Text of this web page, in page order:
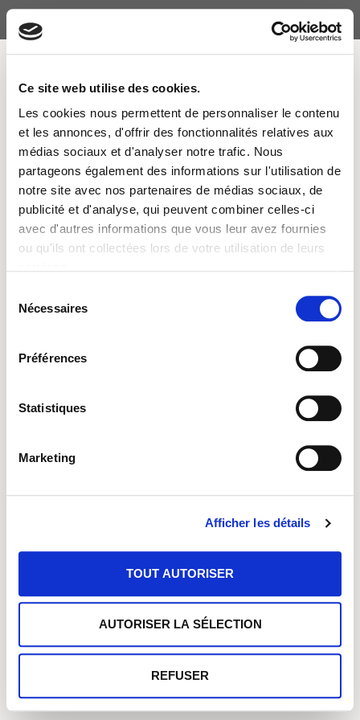
Ce site web utilise des cookies.
Les cookies nous permettent de personnaliser le contenu
et les annonces, d'offrir des fonctionnalités relatives aux
médias sociaux et d'analyser notre trafic. Nous
partageons également des informations sur l'utilisation de
notre site avec nos partenaires de médias sociaux, de
publicité et d'analyse, qui peuvent combiner celles-ci
avec d'autres informations que vous leur avez fournies
ou qu'ils ont collectées lors de votre utilisation de leurs
Nécessaires
Préférences
Statistiques
Marketing
Afficher les détails
TOUT AUTORISER
AUTORISER LA SÉLECTION
REFUSER
Zum
Inhalt
springen
MENÜ
Event Venues
There are no venues.
Kontakt
Impressum
No Result Website Carbon